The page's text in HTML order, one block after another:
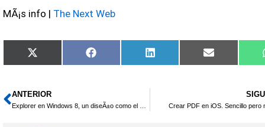
MÃ¡s info | The Next Web
Compartir
en
X
(Twitter)
Compartir
en
Facebook
Compartir
en
LinkedIn
Compartir
en
Email
Ant
ANTERIOR
Crear PDF en iOS. Sencillo pero